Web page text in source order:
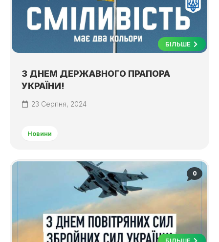
БІЛЬШЕ
З ДНЕМ ДЕРЖАВНОГО ПРАПОРА
УКРАЇНИ!
23 Серпня, 2024
Новини
0